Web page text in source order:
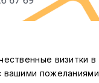
визитки в
вашими пожеланиями